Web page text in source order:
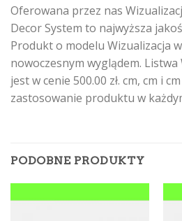
Oferowana przez nas
Decor System to najwyższa
Produkt o modelu Wizualizacja
nowoczesnym wyglądem.
jest w cenie 500.00 zł. cm, cm i
zastosowanie produktu w
PODOBNE PRODUKTY